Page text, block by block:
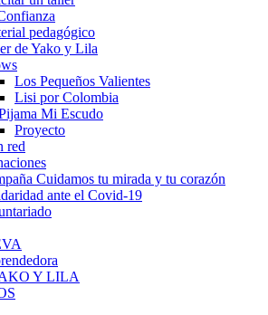
pedagógico
de Yako y Lila
Los Pequeños Valientes
Lisi por Colombia
Mi Escudo
Proyecto
red
Cuidamos tu mirada y tu corazón
ante el Covid-19
Y LILA